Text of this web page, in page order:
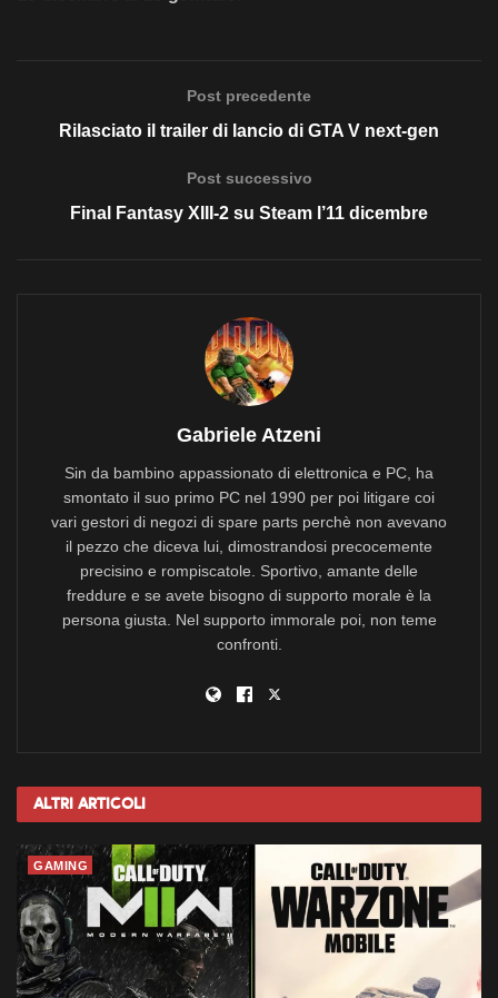
Post precedente
Rilasciato il trailer di lancio di GTA V next-gen
Post successivo
Final Fantasy XIII-2 su Steam l’11 dicembre
Gabriele Atzeni
Sin da bambino appassionato di elettronica e PC, ha
smontato il suo primo PC nel 1990 per poi litigare coi
vari gestori di negozi di spare parts perchè non avevano
il pezzo che diceva lui, dimostrandosi precocemente
precisino e rompiscatole. Sportivo, amante delle
freddure e se avete bisogno di supporto morale è la
persona giusta. Nel supporto immorale poi, non teme
confronti.
Altri Articoli
GAMING